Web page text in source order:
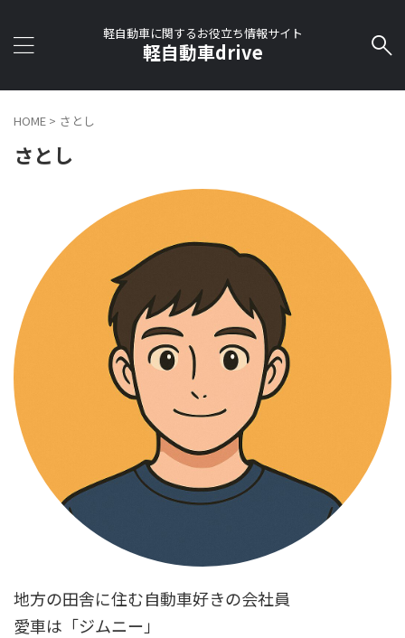
軽自動車に関するお役立ち情報サイト
軽自動車drive
HOME > さとし
さとし
地方の田舎に住む自動車好きの会社員
愛車は「ジムニー」